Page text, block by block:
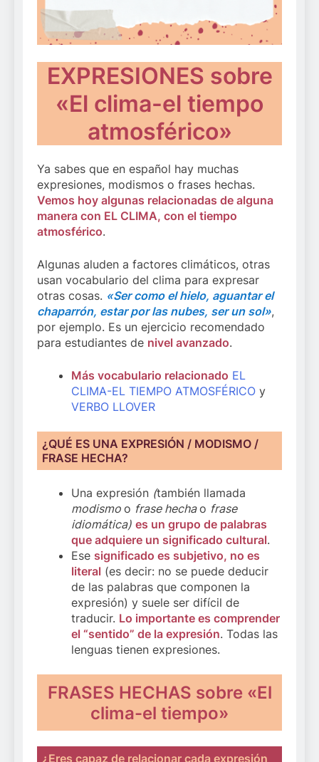
EXPRESIONES sobre
«El clima-el tiempo
atmosférico»
Ya sabes que en español hay muchas
expresiones, modismos o frases hechas.
Vemos hoy algunas relacionadas de alguna
manera con EL CLIMA, con el tiempo
atmosférico.
Algunas aluden a factores climáticos, otras
usan vocabulario del clima para expresar
otras cosas. «Ser como el hielo, aguantar el
chaparrón, estar por las nubes, ser un sol»,
por ejemplo. Es un ejercicio recomendado
para estudiantes de nivel avanzado.
Más vocabulario relacionado EL
CLIMA-EL TIEMPO ATMOSFÉRICO y
VERBO LLOVER
¿QUÉ ES UNA EXPRESIÓN / MODISMO /
FRASE HECHA?
Una expresión (también llamada
modismo o frase hechao frase
idiomática) es un grupo de palabras
que adquiere un significado cultural.
Ese significado es subjetivo, no es
literal (es decir: no se puede deducir
de las palabras que componen la
expresión) y suele ser difícil de
traducir. Lo importante es comprender
el “sentido” de la expresión. Todas las
lenguas tienen expresiones.
FRASES HECHAS sobre «El
clima-el tiempo»
¿Eres capaz de relacionar cada expresión